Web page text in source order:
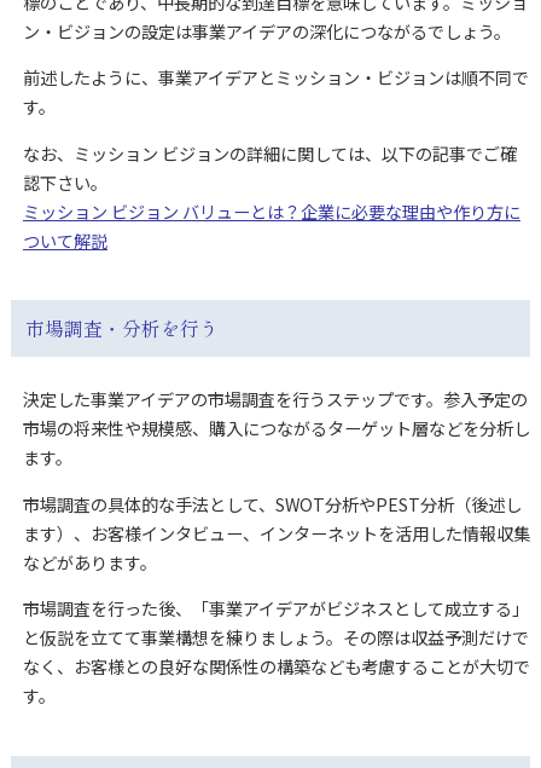
ン・ビジョンの設定は事業アイデアの深化につながるでしょう。
前述したように、事業アイデアとミッション・ビジョンは順不同で
す。
なお、ミッション ビジョンの詳細に関しては、以下の記事でご確
認下さい。
ミッション ビジョン バリューとは？企業に必要な理由や作り方に
ついて解説
市場調査・分析を行う
決定した事業アイデアの市場調査を行うステップです。参入予定の
市場の将来性や規模感、購入につながるターゲット層などを分析し
ます。
市場調査の具体的な手法として、SWOT分析やPEST分析（後述し
ます）、お客様インタビュー、インターネットを活用した情報収集
などがあります。
市場調査を行った後、「事業アイデアがビジネスとして成立する」
と仮説を立てて事業構想を練りましょう。その際は収益予測だけで
なく、お客様との良好な関係性の構築なども考慮することが大切で
す。